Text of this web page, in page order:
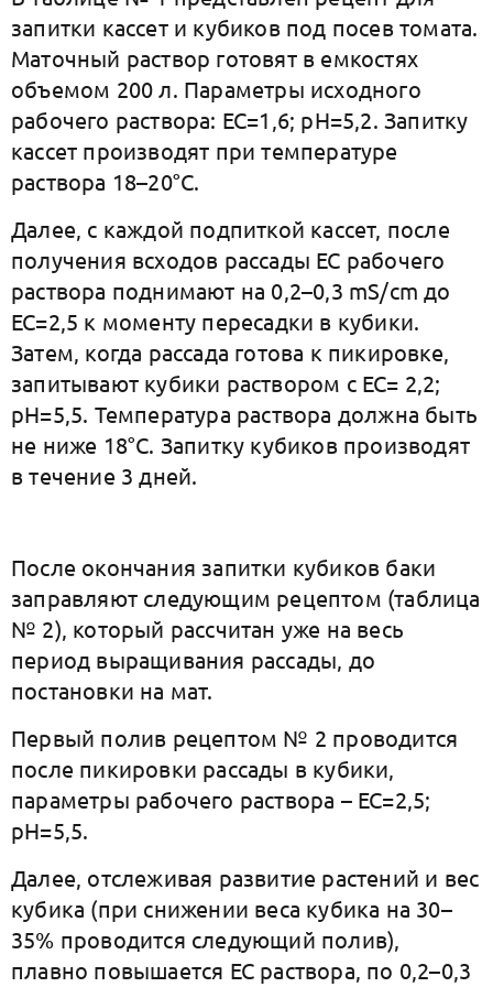
запитки кассет и кубиков под посев томата.
Маточный раствор готовят в емкостях
объемом 200 л. Параметры исходного
рабочего раствора: ЕС=1,6; рН=5,2. Запитку
кассет производят при температуре
раствора 18–20°С.
Далее, с каждой подпиткой кассет, после
получения всходов рассады ЕС рабочего
раствора поднимают на 0,2–0,3 mS/cm до
ЕС=2,5 к моменту пересадки в кубики.
Затем, когда рассада готова к пикировке,
запитывают кубики раствором с ЕС= 2,2;
рН=5,5. Температура раствора должна быть
не ниже 18°С. Запитку кубиков производят
в течение 3 дней.
После окончания запитки кубиков баки
заправляют следующим рецептом (таблица
№ 2), который рассчитан уже на весь
период выращивания рассады, до
постановки на мат.
Первый полив рецептом № 2 проводится
после пикировки рассады в кубики,
параметры рабочего раствора – ЕС=2,5;
рН=5,5.
Далее, отслеживая развитие растений и вес
кубика (при снижении веса кубика на 30–
35% проводится следующий полив),
плавно повышается ЕС раствора, по 0,2–0,3